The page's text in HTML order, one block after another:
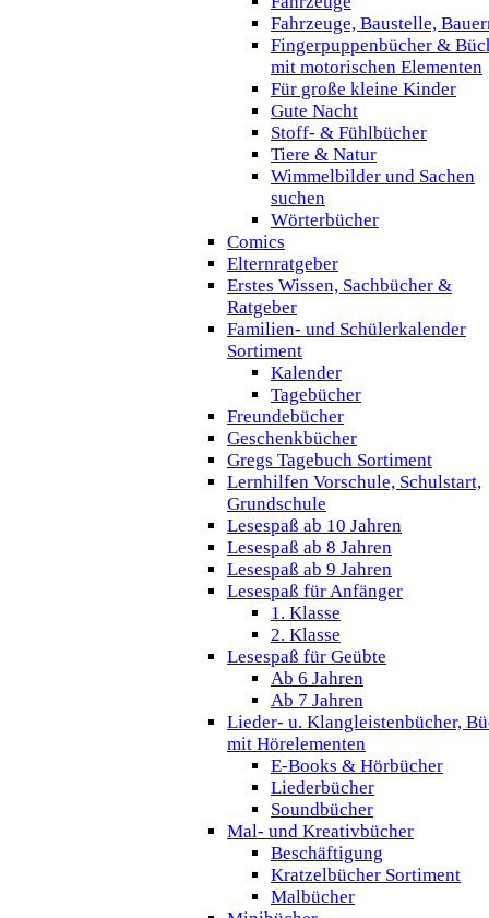
Fahrzeuge, Baustelle,
Fingerpuppenbücher &
mit motorischen Elementen
Für große kleine Kinder
Gute Nacht
Stoff- & Fühlbücher
Tiere & Natur
Wimmelbilder und Sachen
suchen
Wörterbücher
Comics
Elternratgeber
Erstes Wissen, Sachbücher &
Ratgeber
Familien- und Schülerkalender
Sortiment
Kalender
Tagebücher
Freundebücher
Geschenkbücher
Gregs Tagebuch Sortiment
Lernhilfen Vorschule, Schulstart,
Grundschule
Lesespaß ab 10 Jahren
Lesespaß ab 8 Jahren
Lesespaß ab 9 Jahren
Lesespaß für Anfänger
1. Klasse
2. Klasse
Lesespaß für Geübte
Ab 6 Jahren
Ab 7 Jahren
Lieder- u. Klangleistenbücher,
mit Hörelementen
E-Books & Hörbücher
Liederbücher
Soundbücher
Mal- und Kreativbücher
Beschäftigung
Kratzelbücher Sortiment
Malbücher